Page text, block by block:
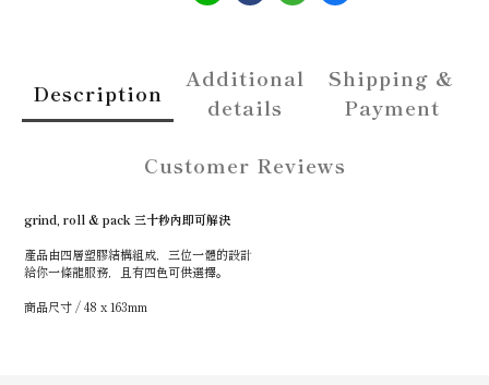
Description
Additional
details
Shipping &
Payment
Customer Reviews
grind, roll & pack 三十秒內即可解決
產品由四層塑膠結構組成，三位一體的設計
給你一條龍服務，且有四色可供選擇。
商品尺寸 / 48 x 163mm